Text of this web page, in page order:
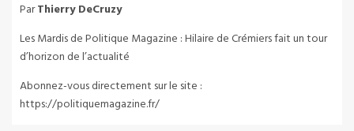
ParThierry DeCruzy
Les Mardis de Politique Magazine : Hilaire de Crémiers fait un tour
d’horizon de l’actualité
Abonnez-vous directement sur le site :
https://politiquemagazine.fr/